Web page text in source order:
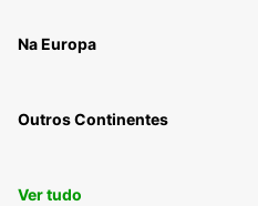
Na Europa
Outros Continentes
Ver tudo